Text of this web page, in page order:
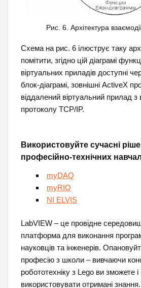
Рис. 6. Архітектура
Схема на рис. 6 ілюструє таку
помітити, згідно цій діаграмі
віртуальних приладів доступні
блок-діаграмі, зовнішні ActiveX
віддалений віртуальний прилад з
протоколу TCP/IP.
Використовуйте сучасні
професійно-технічних
myDAQ
myRIO
NI ELVIS
LabVIEW – це провідне
платформа для виконання
науковців та інженерів.
професію з школи – вивчаючи
робототехніку з Lego ви зможете і
використовувати отримані знання.